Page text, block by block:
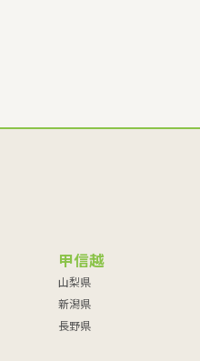
甲信越
山梨県
新潟県
長野県